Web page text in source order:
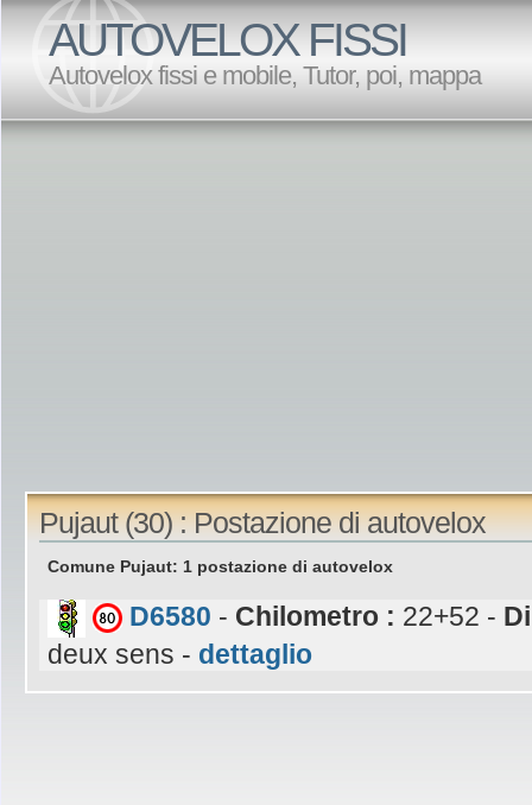
AUTOVELOX FISSI
Autovelox fissi e mobile, Tutor, poi, mappa
Pujaut (30) : Postazione di autovelox
Comune Pujaut: 1 postazione di autovelox
D6580 - Chilometro : 22+52 -
deux sens - dettaglio